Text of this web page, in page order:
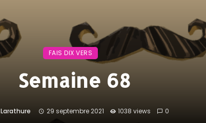
FAIS DIX VERS
Semaine 68
Larathure 29 septembre 2021 1038 views 0